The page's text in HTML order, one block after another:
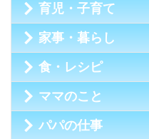
育児・子育て
家事・暮らし
食・レシピ
ママのこと
パパの仕事